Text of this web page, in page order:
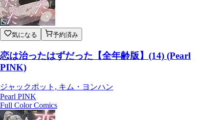
気になる 予約済み
恋は治ったはずだった【全年齢版】(14) (Pearl
PINK)
ジャックポット, キム・ヨンハン
Pearl PINK
Full Color Comics